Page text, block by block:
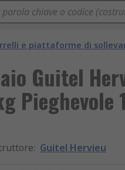
e piattaforme di
Guitel
Pieghevole
: Guitel Hervieu